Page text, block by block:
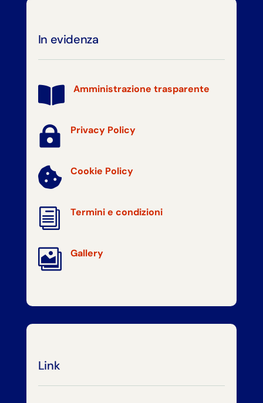
In evidenza
 Amministrazione trasparente
 Privacy Policy
 Cookie Policy
i Termini e condizioni
 Gallery
Link